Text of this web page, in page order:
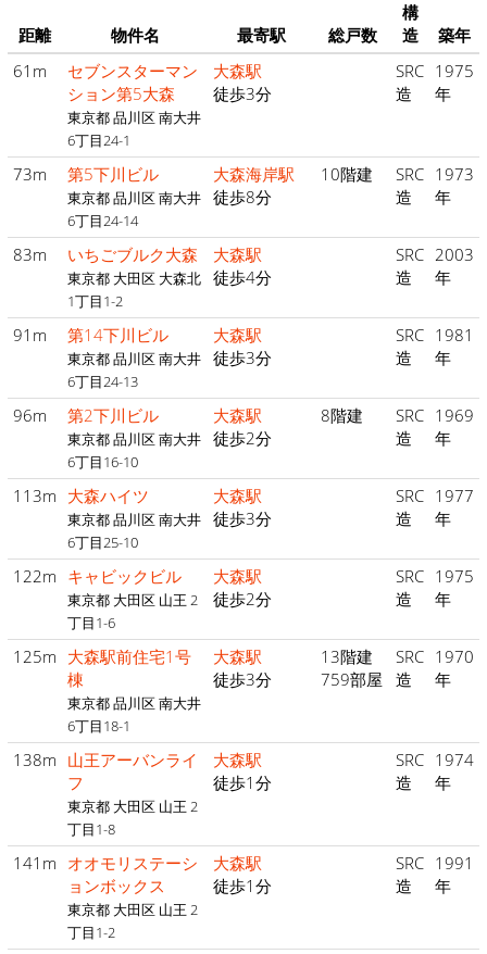
距離 物件名 最寄駅 総戸数
構
造
築年
61m
セブンスターマン
ション第5大森
東京都 品川区 南大井
6丁目24-1
大森駅
徒歩3分
SRC
造
1975
年
73m 第5下川ビル
東京都 品川区 南大井
6丁目24-14
大森海岸駅
徒歩8分
10階建
SRC
造
1973
年
83m いちごブルク大森
東京都 大田区 大森北
1丁目1-2
大森駅
徒歩4分
SRC
造
2003
年
91m 第14下川ビル
東京都 品川区 南大井
6丁目24-13
大森駅
徒歩3分
SRC
造
1981
年
96m 第2下川ビル
東京都 品川区 南大井
6丁目16-10
大森駅
徒歩2分
8階建
SRC
造
1969
年
113m 大森ハイツ
東京都 品川区 南大井
6丁目25-10
大森駅
徒歩3分
SRC
造
1977
年
122m キャビックビル
東京都 大田区 山王 2
丁目1-6
大森駅
徒歩2分
SRC
造
1975
年
125m 大森駅前住宅1号
棟
東京都 品川区 南大井
6丁目18-1
大森駅
徒歩3分
13階建
759部屋
SRC
造
1970
年
138m 山王アーバンライ
フ
東京都 大田区 山王 2
丁目1-8
大森駅
徒歩1分
SRC
造
1974
年
141m オオモリステーシ
ョンボックス
東京都 大田区 山王 2
丁目1-2
大森駅
徒歩1分
SRC
造
1991
年